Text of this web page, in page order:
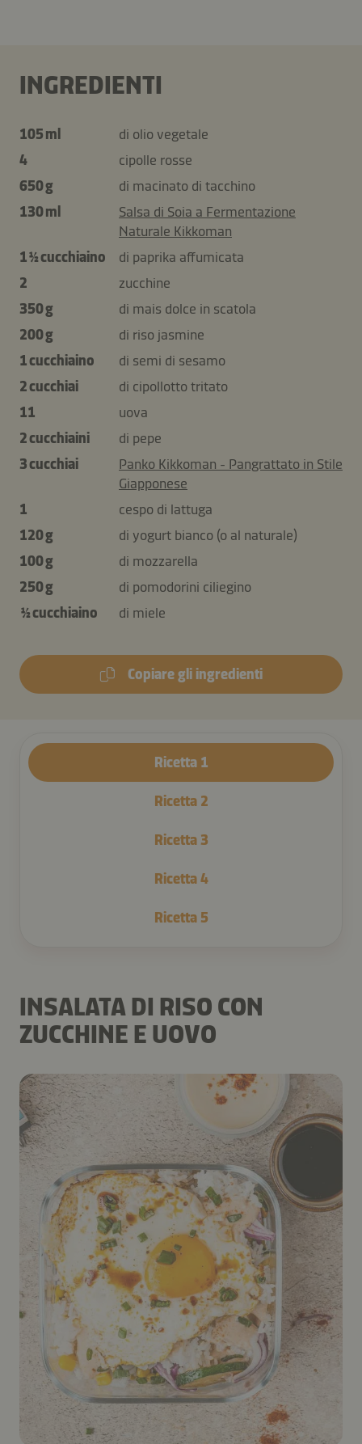
INGREDIENTI
105 ml
di olio vegetale
4
cipolle rosse
650 g
di macinato di tacchino
130 ml
Salsa di Soia a Fermentazione
Naturale Kikkoman
1 ½ cucchiaino
di paprika affumicata
2
zucchine
350 g
di mais dolce in scatola
200 g
di riso jasmine
1 cucchiaino
di semi di sesamo
2 cucchiai
di cipollotto tritato
11
uova
2 cucchiaini
di pepe
3 cucchiai
Panko Kikkoman - Pangrattato in Stile
Giapponese
1
cespo di lattuga
120 g
di yogurt bianco (o al naturale)
100 g
di mozzarella
250 g
di pomodorini ciliegino
½ cucchiaino
di miele
Copiare gli ingredienti
Ricetta 1
Ricetta 2
Ricetta 3
Ricetta4
Ricetta 5
INSALATA DI RISO CON
ZUCCHINE E UOVO